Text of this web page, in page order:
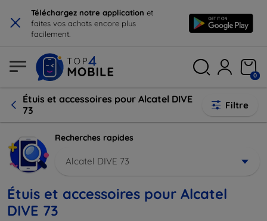
× Téléchargez notre application et
faites vos achats encore plus
facilement.
0
Étuis et accessoires pour Alcatel DIVE
73
Filtre
Recherches rapides
Alcatel DIVE 73
Étuis et accessoires pour Alcatel
DIVE 73